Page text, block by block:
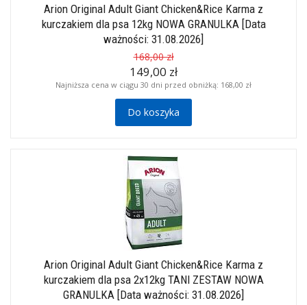
Arion Original Adult Giant Chicken&Rice Karma z
kurczakiem dla psa 12kg NOWA GRANULKA [Data
ważności: 31.08.2026]
168,00 zł
149,00 zł
Najniższa cena w ciągu 30 dni przed obniżką: 168,00 zł
Do koszyka
Arion Original Adult Giant Chicken&Rice Karma z
kurczakiem dla psa 2x12kg TANI ZESTAW NOWA
GRANULKA [Data ważności: 31.08.2026]